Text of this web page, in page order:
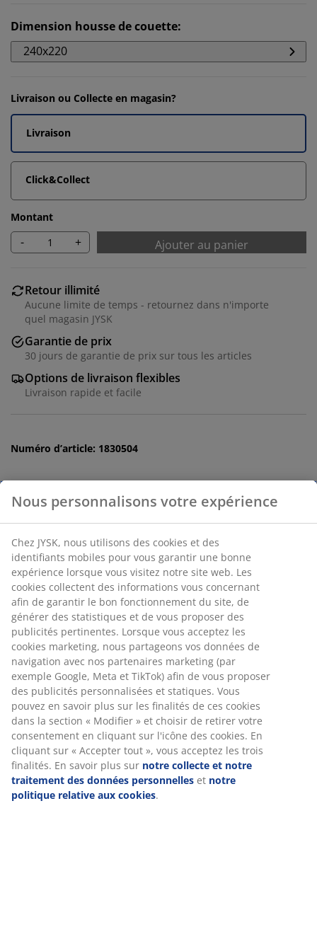
Dimension housse de couette:
240x220
Livraison ou Collecte en magasin?
Livraison
Click&Collect
Montant
- + Ajouter au panier
Retour illimité
Aucune limite de temps - retournez dans n'importe
quel magasin JYSK
Garantie de prix
30 jours de garantie de prix sur tous les articles
Options de livraison flexibles
Livraison rapide et facile
Numéro d’article: 1830504
Spécifications
Avis
(7)
Livraison
Nous personnalisons votre expérience
Chez JYSK, nous utilisons des cookies et des identifiants
mobiles pour vous garantir une bonne expérience lorsque
vous visitez notre site web. Les cookies collectent des
informations vous concernant afin de garantir le bon
fonctionnement du site, de générer des statistiques et de
vous proposer des publicités pertinentes. Lorsque vous
acceptez les cookies marketing, nous partageons vos
données de navigation avec nos partenaires marketing (par
exemple Google, Meta et TikTok) afin de vous proposer des
publicités personnalisées et statiques. Vous pouvez en
savoir plus sur les finalités de ces cookies dans la section «
Modifier » et choisir de retirer votre consentement en
cliquant sur l'icône des cookies. En cliquant sur « Accepter